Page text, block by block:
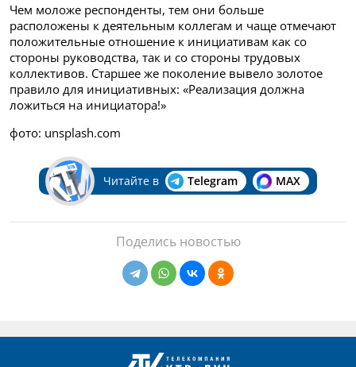
Чем моложе респонденты, тем они больше
расположены к деятельным коллегам и чаще отмечают
положительные отношение к инициативам как со
стороны руководства, так и со стороны трудовых
коллективов. Старшее же поколение вывело золотое
правило для инициативных: «Реализация должна
ложиться на инициатора!»
фото: unsplash.com
Читайте в Telegram MAX
Поделись новостью